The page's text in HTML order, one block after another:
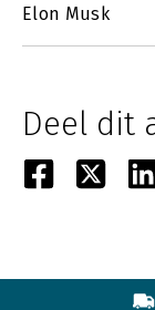
Elon Musk
Deel dit